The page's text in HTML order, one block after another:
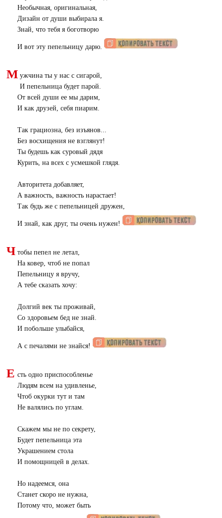
Необычная, оригинальная,
Дизайн от души выбирала я.
Знай, что тебя я боготворю
И вот эту пепельницу дарю.
М ужчина ты у нас с сигарой,
И пепельница будет парой.
От всей души ее мы дарим,
И как друзей, себя пиарим.
Так грациозна, без изъянов...
Без восхищения не взглянут!
Ты будешь как суровый дядя
Курить, на всех с усмешкой глядя.
Авторитета добавляет,
А важность, важность нарастает!
Так будь же с пепельницей дружен,
И знай, как друг, ты очень нужен!
Ч тобы пепел не летал,
На ковер, чтоб не попал
Пепельницу я вручу,
А тебе сказать хочу:
Долгий век ты проживай,
Со здоровьем бед не знай.
И побольше улыбайся,
А с печалями не знайся!
Е сть одно приспособленье
Людям всем на удивленье,
Чтоб окурки тут и там
Не валялись по углам.
Скажем мы не по секрету,
Будет пепельница эта
Украшением стола
И помощницей в делах.
Но надеемся, она
Станет скоро не нужна,
Потому что, может быть